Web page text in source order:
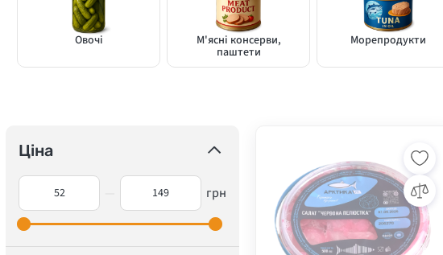
Овочі М'ясні консерви,
паштети
Морепродукти
Ціна
грн